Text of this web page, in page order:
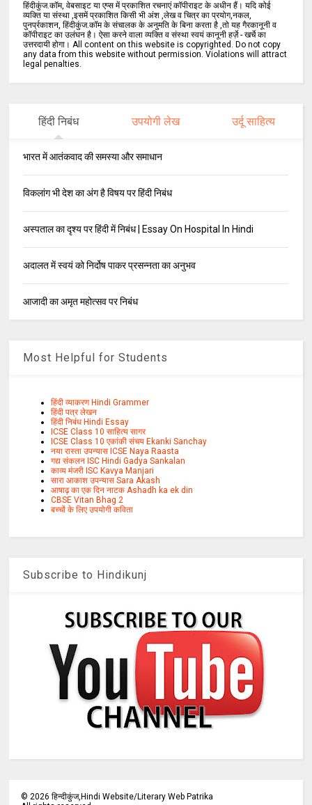
हिंदीकुंज.कॉम, वेबसाइट या एप्स में प्रकाशित रचनाएं कॉपीराइट के अधीन हैं। यदि कोई
व्यक्ति या संस्था ,इसमें प्रकाशित किसी भी अंश ,लेख व चित्र का प्रयोग,नकल,
पुनर्प्रकाशन, हिंदीकुंज.कॉम के संचालक के अनुमति के बिना करता है ,तो यह गैरकानूनी व
कॉपीराइट का उलंघन है। ऐसा करने वाला व्यक्ति व संस्था स्वयं कानूनी हर्ज़े - खर्चे का
उत्तरदायी होगा। All content on this website is copyrighted. Do not copy
any data from this website without permission. Violations will attract
legal penalties.
हिंदी निबंध उपयोगी लेख उर्दू साहित्य
भारत में आतंकवाद की समस्या और समाधान
विकलांग भी देश का अंग है विषय पर हिंदी निबंध
अस्पताल का दृश्य पर हिंदी में निबंध | Essay On Hospital In Hindi
अदालत में स्वयं को निर्दोष पाकर प्रसन्नता का अनुभव
आजादी का अमृत महोत्सव पर निबंध
Most Helpful for Students
हिंदी व्याकरण Hindi Grammer
हिंदी पत्र लेखन
हिंदी निबंध Hindi Essay
ICSE Class 10 साहित्य सागर
ICSE Class 10 एकांकी संचय Ekanki Sanchay
नया रास्ता उपन्यास ICSE Naya Raasta
गद्य संकलन ISC Hindi Gadya Sankalan
काव्य मंजरी ISC Kavya Manjari
सारा आकाश उपन्यास Sara Akash
आषाढ़ का एक दिन नाटक Ashadh ka ek din
CBSE Vitan Bhag 2
बच्चों के लिए उपयोगी कविता
Subscribe to Hindikunj
©2026 हिन्दीकुंज,Hindi Website/Literary Web Patrika